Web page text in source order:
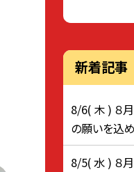
新着記事
8/6( 木 ) ８
の願いを込
8/5( 水 ) ８